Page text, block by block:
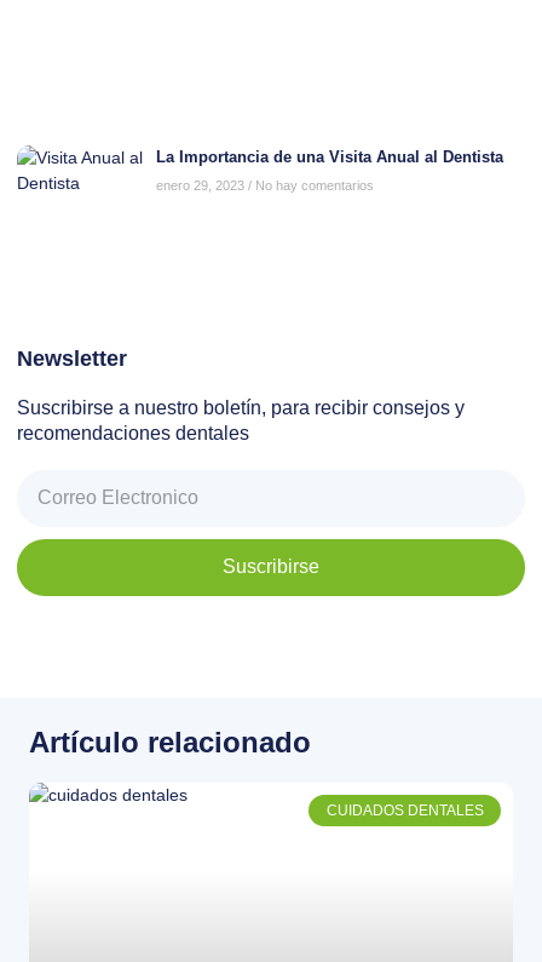
La Importancia de una Visita Anual al Dentista
enero 29, 2023 No hay comentarios
Newsletter
Suscribirse a nuestro boletín, para recibir consejos y
recomendaciones dentales
Suscribirse
Artículo relacionado
CUIDADOS DENTALES